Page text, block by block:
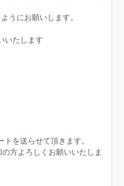
うにお願いします。
いたします
を送らせて頂きます。
方よろしくお願いいたしま